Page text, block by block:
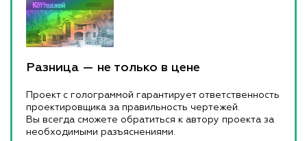
Разница — не только в цене
Проект с голограммой гарантирует ответственность
проектировщика за правильность чертежей.
Вы всегда сможете обратиться к автору проекта за
необходимыми разъяснениями.